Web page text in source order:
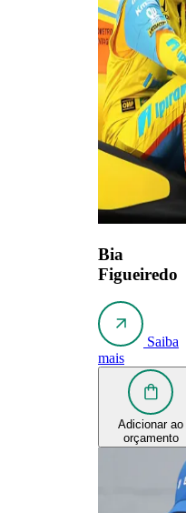
Bia
Figueiredo
Saiba
mais
Adicionar ao
orçamento